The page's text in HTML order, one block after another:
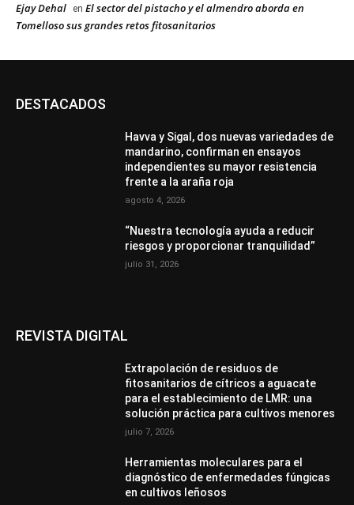
Ejay Dehal en El sector del pistacho y el almendro aborda en
Tomelloso sus grandes retos fitosanitarios
DESTACADOS
Havva y Sigal, dos nuevas variedades de
mandarino, confirman en ensayos
independientes su mayor resistencia
frente a la araña roja
agosto 4, 2026
“Nuestra tecnología ayuda a reducir
riesgos y proporcionar tranquilidad”
julio 31, 2026
REVISTA DIGITAL
Extrapolación de residuos de
fitosanitarios de cítricos a aguacate
para el establecimiento de LMR: una
solución práctica para cultivos menores
julio 7, 2026
Herramientas moleculares para el
diagnóstico de enfermedades fúngicas
en cultivos leñosos